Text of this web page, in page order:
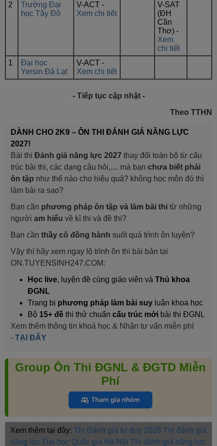
2
Trường Đại
học Tây Đô
V-ACT -
Xem chi tiết
V-SAT
(ĐH
Cần
Thơ) -
Xem
chi tiết
1
Đại học
Yersin Đà Lạt
V-ACT -
Xem chi tiết
- Tiếp tục cập nhật -
Theo TTHN
DÀNH CHO 2K9 – ÔN THI ĐÁNH GIÁ NĂNG LỰC
2027!
Bài thi Đánh giá năng lực 2027 thay đổi toàn bộ từ cấu
trúc bài thi, các dạng câu hỏi,.... mà bạn chưa biết phải
ôn tập như thế nào cho hiệu quả? không học môn đó thì
làm bài ra sao?
Bạn cần phương pháp ôn tập và làm bài thi từ những
người am hiểu về kì thi và đề thi?
Bạn cần thầy cô đồng hành suốt quá trình ôn luyện?
Vậy thì hãy xem ngay lộ trình ôn thi bài bản tại
ON.TUYENSINH247.COM:
Học live, luyện đề cùng giáo viên và Thủ khoa
ĐGNL
Trang bị phương pháp làm bài suy luận khoa học
Bộ 15+ đề thi thử chuẩn cấu trúc mới bài thi ĐGNL
Xem thêm thông tin khoá học & Nhận tư vấn miễn phí
- TẠI ĐÂY
Group Ôn Thi ĐGNL & ĐGTD Miễn
Phí
Xem thêm tại đây: Thi Đánh giá tư duy 2026 Thi đánh giá
năng lực Đại học Quốc gia Hà Nội Thi đánh giá năng lực